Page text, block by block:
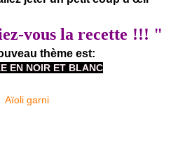
vous la recette !!! "
thème est:
EN NOIR ET BLANC